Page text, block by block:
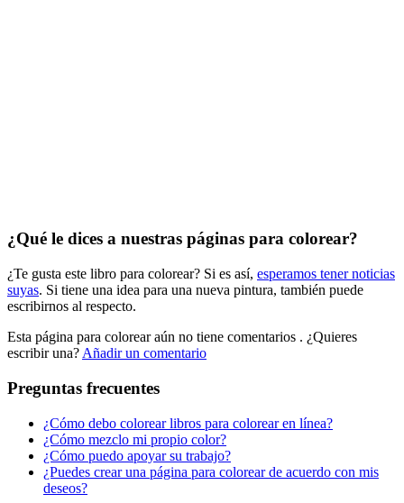
Libros para colorear para niños
Sin categorizar
¿Qué le dices a nuestras páginas para colorear?
¿Te gusta este libro para colorear? Si es así, esperamos tener noticias
suyas. Si tiene una idea para una nueva pintura, también puede
escribirnos al respecto.
Esta página para colorear aún no tiene comentarios . ¿Quieres
escribir una? Añadir un comentario
Preguntas frecuentes
¿Cómo debo colorear libros para colorear en línea?
¿Cómo mezclo mi propio color?
¿Cómo puedo apoyar su trabajo?
¿Puedes crear una página para colorear de acuerdo con mis
deseos?